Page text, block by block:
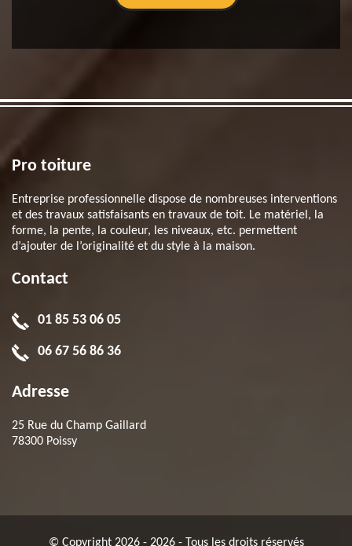
Pro toiture
Entreprise professionnelle dispose de nombreuses interventions
et des travaux satisfaisants en travaux de toit. Le matériel, la
forme, la pente, la couleur, les niveaux, etc. permettent
d’ajouter de l’originalité et du style à la maison.
Contact
01 85 53 06 05
06 67 56 86 36
Adresse
25 Rue du Champ Gaillard
78300 Poissy
© Copyright 2026 - 2026 - Tous les droits réservés